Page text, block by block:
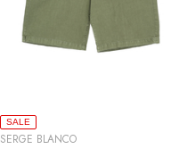
SALE
SERGE BLANCO